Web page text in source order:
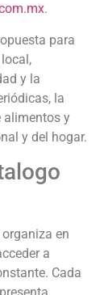
.
para
y la
la
alimentos y
y del hogar.
organiza en
a
Cada